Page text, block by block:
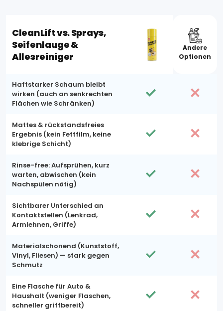
CleanLift vs. Sprays,
Seifenlauge &
Allesreiniger
Andere
Optionen
Haftstarker Schaum bleibt
wirken (auch an senkrechten
Flächen wie Schränken)
Mattes & rückstandsfreies
Ergebnis (kein Fettfilm, keine
klebrige Schicht)
Rinse-free: Aufsprühen, kurz
warten, abwischen (kein
Nachspülen nötig)
Sichtbarer Unterschied an
Kontaktstellen (Lenkrad,
Armlehnen, Griffe)
Materialschonend (Kunststoff,
Vinyl, Fliesen) — stark gegen
Schmutz
Eine Flasche für Auto &
Haushalt (weniger Flaschen,
schneller griffbereit)